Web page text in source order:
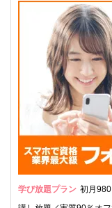
学び放題プラン 初月